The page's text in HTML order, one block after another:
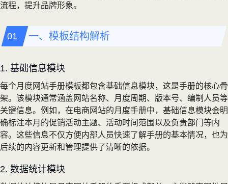
流程，提升品牌形象。
一、模板结构解析
1. 基础信息模块
每个月度网站手册模板都包含基础信息模块，这是手册的核心骨
架。该模块通常涵盖网站名称、月度周期、版本号、编制人员等
关键信息。例如，在电商网站的月度手册中，基础信息模块会明
确标注本月的促销活动主题、活动时间范围以及负责部门等内
容。这些信息不仅方便内部人员快速了解手册的基本情况，也为
后续的内容更新和管理提供了清晰的依据。
2. 数据统计模块